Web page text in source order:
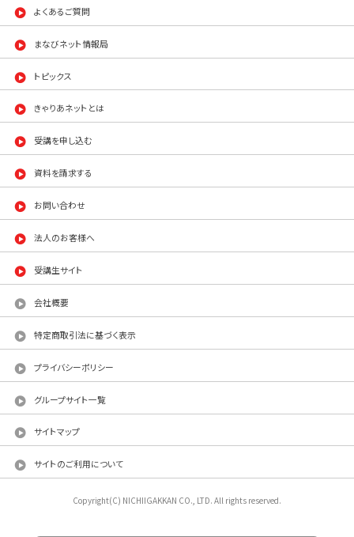
よくあるご質問
まなびネット情報局
トピックス
きゃりあネットとは
受講を申し込む
資料を請求する
お問い合わせ
法人のお客様へ
受講生サイト
会社概要
特定商取引法に基づく表示
プライバシーポリシー
グループサイト一覧
サイトマップ
サイトのご利用について
Copyright(C) NICHIIGAKKAN CO., LTD. All rights reserved.